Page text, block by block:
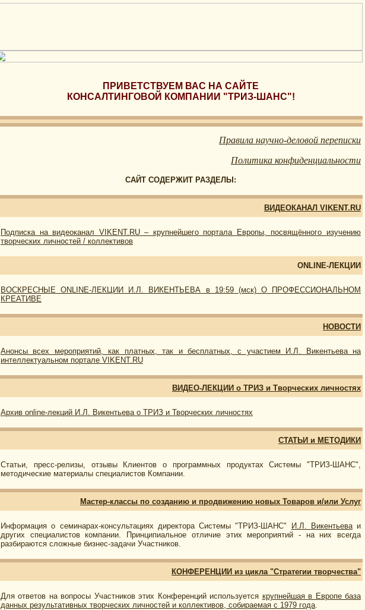
ПРИВЕТСТВУЕМ ВАС НА САЙТЕ
КОНСАЛТИНГОВОЙ КОМПАНИИ "ТРИЗ-ШАНС"!
Правила научно-деловой переписки
Политика конфиденциальности
САЙТ СОДЕРЖИТ РАЗДЕЛЫ:
ВИДЕОКАНАЛ VIKENT.RU
Подписка на видеоканал VIKENT.RU – крупнейшего портала Европы, посвящённого изучению
творческих личностей / коллективов
ONLINE-ЛЕКЦИИ
ВОСКРЕСНЫЕ ONLINE-ЛЕКЦИИ И.Л. ВИКЕНТЬЕВА в 19:59 (мск) О ПРОФЕССИОНАЛЬНОМ
КРЕАТИВЕ
НОВОСТИ
Анонсы всех мероприятий, как платных, так и бесплатных, с участием И.Л. Викентьева на
интеллектуальном портале VIKENT.RU
ВИДЕО-ЛЕКЦИИ о ТРИЗ и Творческих личностях
Архив оnline-лекций И.Л. Викентьева о ТРИЗ и Творческих личностях
СТАТЬИ и МЕТОДИКИ
Статьи, пресс-релизы, отзывы Клиентов о программных продуктах Системы "ТРИЗ-ШАНС",
методические материалы специалистов Компании.
Мастер-классы по созданию и продвижению новых Товаров и/или Услуг
Информация о семинарах-консультациях директора Системы "ТРИЗ-ШАНС" И.Л. Викентьеваи
других специалистов компании. Принципиальное отличие этих мероприятий - на них всегда
разбираются сложные бизнес-задачи Участников.
КОНФЕРЕНЦИИ из цикла "Стратегии творчества"
Для ответов на вопросы Участников этих Конференций используется крупнейшая в Европе база
данных результативных творческих личностей и коллективов, собираемая с 1979 года.